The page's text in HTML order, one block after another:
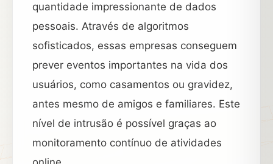
quantidade impressionante de dados
pessoais. Através de algoritmos
sofisticados, essas empresas conseguem
prever eventos importantes na vida dos
usuários, como casamentos ou gravidez,
antes mesmo de amigos e familiares. Este
nível de intrusão é possível graças ao
monitoramento contínuo de atividades